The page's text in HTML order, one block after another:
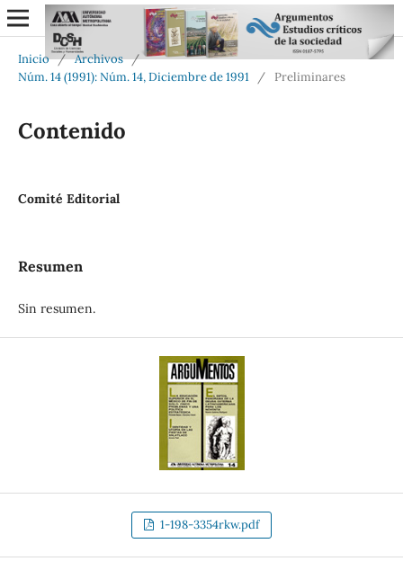
Inicio / Archivos /
Núm. 14 (1991): Núm. 14, Diciembre de 1991
/ Preliminares
Contenido
Comité Editorial
Resumen
Sin resumen.
1-198-3354rkw.pdf